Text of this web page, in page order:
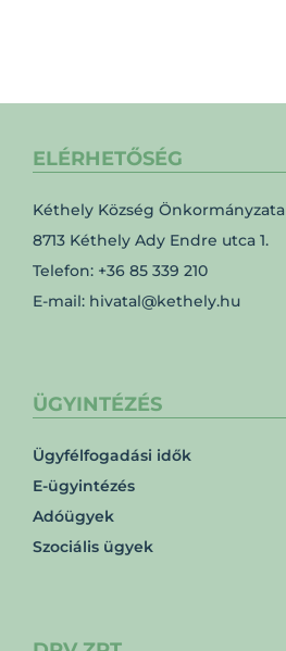
ELÉRHETŐSÉG
Kéthely Község Önkormányzata
8713 Kéthely Ady Endre utca 1.
Telefon: +36 85 339 210
E-mail: hivatal@kethely.hu
ÜGYINTÉZÉS
Ügyfélfogadási idők
E-ügyintézés
Adóügyek
Szociális ügyek